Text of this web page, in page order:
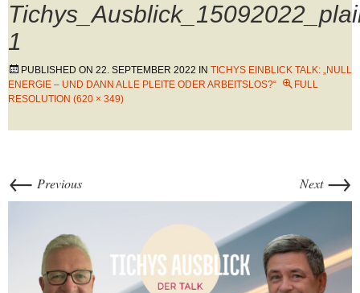
1
PUBLISHED ON 22. SEPTEMBER 2022 IN TICHYS EINBLICK TALK: „NULL
ENERGIE – UND DANN ALLE PLEITE ODER ARBEITSLOS?“
FULL
RESOLUTION (620 × 349)
← Previous Next →